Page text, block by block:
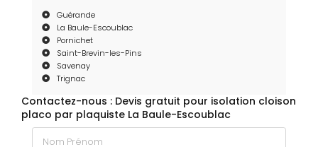
Guérande
La Baule-Escoublac
Pornichet
Saint-Brevin-les-Pins
Savenay
Trignac
Contactez-nous : Devis gratuit pour isolation cloison
placo par plaquiste La Baule-Escoublac
Nom Prénom